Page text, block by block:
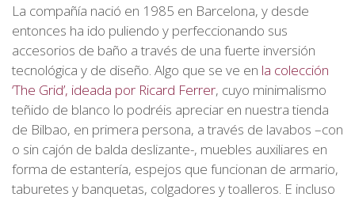
La compañía nació en 1985 en Barcelona, y desde
entonces ha ido puliendo y perfeccionando sus
accesorios de baño a través de una fuerte inversión
tecnológica y de diseño. Algo que se ve en la colección
‘The Grid’, ideada por Ricard Ferrer, cuyo minimalismo
teñido de blanco lo podréis apreciar en nuestra tienda
de Bilbao, en primera persona, a través de lavabos –con
o sin cajón de balda deslizante-, muebles auxiliares en
forma de estantería, espejos que funcionan de armario,
taburetes y banquetas, colgadores y toalleros. E incluso